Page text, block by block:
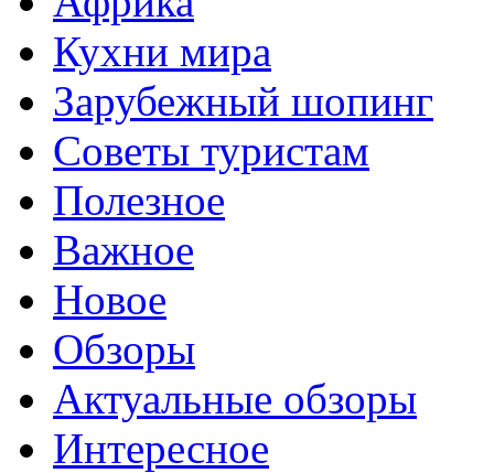
Кухни мира
Зарубежный шопинг
Советы туристам
Полезное
Важное
Новое
Обзоры
Актуальные обзоры
Интересное